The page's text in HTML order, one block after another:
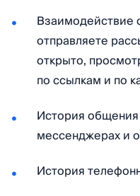
Взаимодействие
отправляете
открыто,
по ссылкам и по
История
мессенджерах и
История